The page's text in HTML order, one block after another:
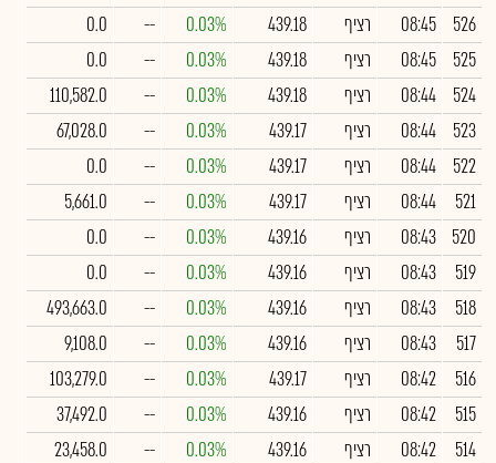
526
08:45 רציף 439.18
0.03%
--
0.0
525
08:45 רציף 439.18
0.03%
--
0.0
524
08:44 רציף 439.18
0.03%
--
110,582.0
523
08:44 רציף 439.17
0.03%
--
67,028.0
522
08:44 רציף 439.17
0.03%
--
0.0
521
08:44 רציף 439.17
0.03%
--
5,661.0
520
08:43 רציף 439.16
0.03%
--
0.0
519
08:43 רציף 439.16
0.03%
--
0.0
518
08:43 רציף 439.16
0.03%
--
493,663.0
517
08:43 רציף 439.16
0.03%
--
9,108.0
516
08:42 רציף 439.17
0.03%
--
103,279.0
515
08:42 רציף 439.16
0.03%
--
37,492.0
514
08:42 רציף 439.16
0.03%
--
23,458.0